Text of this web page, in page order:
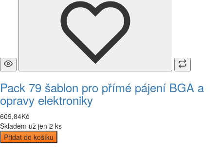
Pack 79 šablon pro přímé pájení BGA a
opravy elektroniky
609,84Kč
Skladem už jen 2 ks
Přidat do košíku